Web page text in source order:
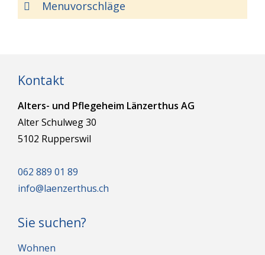
Menuvorschläge
Kontakt
Alters- und Pflegeheim Länzerthus AG
Alter Schulweg 30
5102 Rupperswil
062 889 01 89
info@laenzerthus.ch
Sie suchen?
Wohnen